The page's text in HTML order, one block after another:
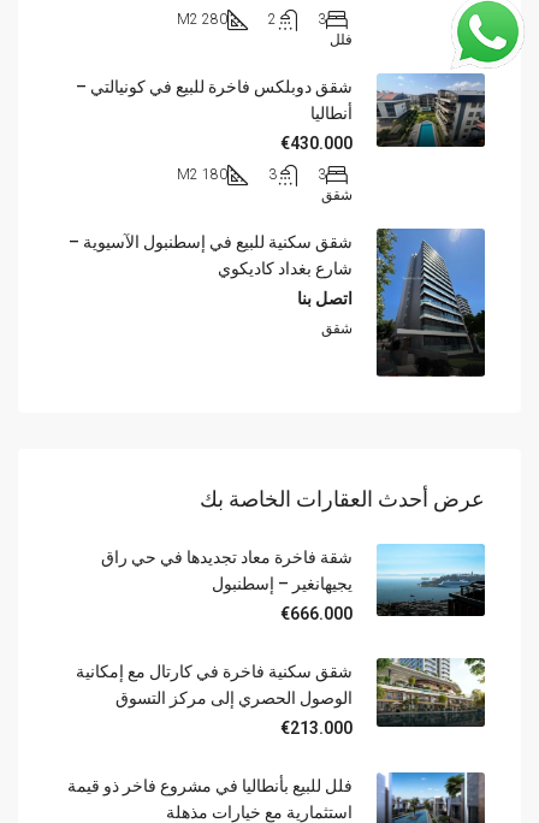
3
2
280 M2
فلل
شقق دوبلكس فاخرة للبيع في كونيالتي –
أنطاليا
€430.000
3
3
180 M2
شقق
شقق سكنية للبيع في إسطنبول الآسيوية –
شارع بغداد كاديكوي
اتصل بنا
شقق
عرض أحدث العقارات الخاصة بك
شقة فاخرة معاد تجديدها في حي راق
يجيهانغير – إسطنبول
€666.000
شقق سكنية فاخرة في كارتال مع إمكانية
الوصول الحصري إلى مركز التسوق
€213.000
فلل للبيع بأنطاليا في مشروع فاخر ذو قيمة
استثمارية مع خيارات مذهلة